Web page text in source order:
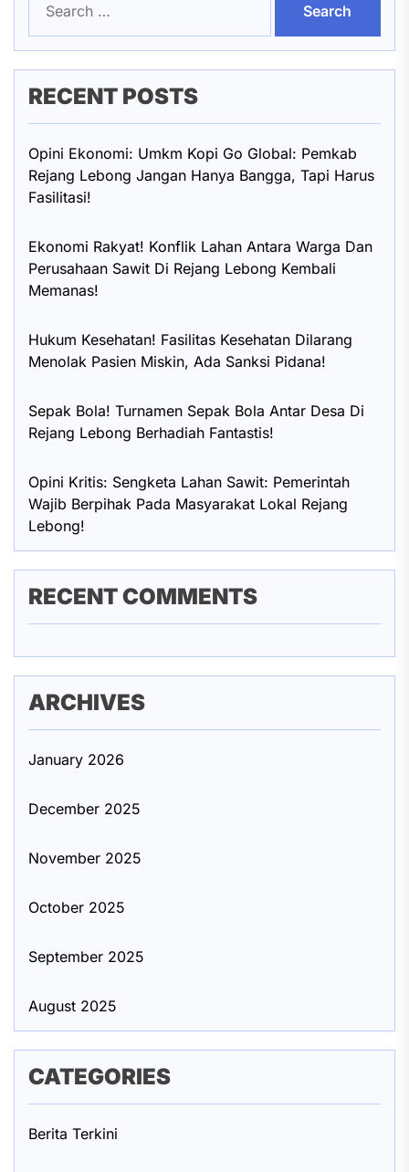
for:
RECENT POSTS
Opini Ekonomi: Umkm Kopi Go Global: Pemkab
Rejang Lebong Jangan Hanya Bangga, Tapi Harus
Fasilitasi!
Ekonomi Rakyat! Konflik Lahan Antara Warga Dan
Perusahaan Sawit Di Rejang Lebong Kembali
Memanas!
Hukum Kesehatan! Fasilitas Kesehatan Dilarang
Menolak Pasien Miskin, Ada Sanksi Pidana!
Sepak Bola! Turnamen Sepak Bola Antar Desa Di
Rejang Lebong Berhadiah Fantastis!
Opini Kritis: Sengketa Lahan Sawit: Pemerintah
Wajib Berpihak Pada Masyarakat Lokal Rejang
Lebong!
RECENT COMMENTS
ARCHIVES
January 2026
December 2025
November 2025
October 2025
September 2025
August 2025
CATEGORIES
Berita Terkini